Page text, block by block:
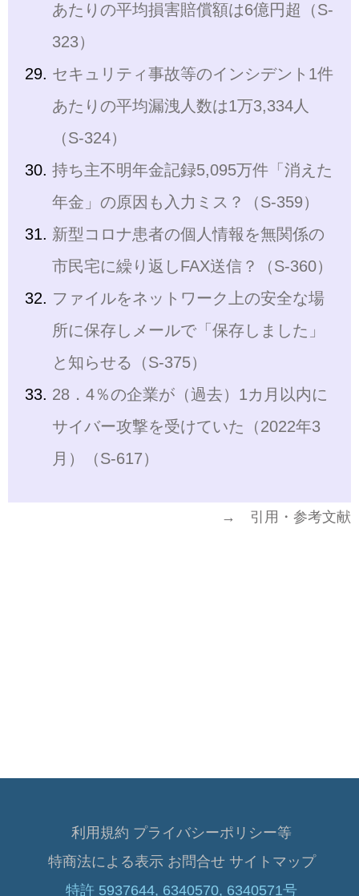
あたりの平均損害賠償額は6億円超（S-
323）
セキュリティ事故等のインシデント1件
あたりの平均漏洩人数は1万3,334人
（S-324）
持ち主不明年金記録5,095万件「消えた
年金」の原因も入力ミス？（S-359）
新型コロナ患者の個人情報を無関係の
市民宅に繰り返しFAX送信？（S-360）
ファイルをネットワーク上の安全な場
所に保存しメールで「保存しました」
と知らせる（S-375）
28．4％の企業が（過去）1カ月以内に
サイバー攻撃を受けていた（2022年3
月）（S-617）
→ 引用・参考文献
利用規約 プライバシーポリシー等
特商法による表示 お問合せ サイトマップ
特許 5937644, 6340570, 6340571号